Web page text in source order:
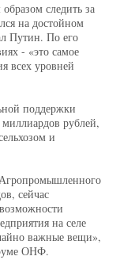
следить за
на достойном
Путин. По его
- «это самое
всех уровней
поддержки
миллиардов рублей,
и
сейчас
на селе
важные вещи»,
ОНФ.